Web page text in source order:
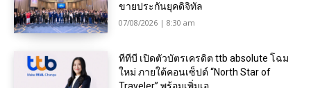
ขายประกันยุคดิจิทัล
07/08/2026 | 8:30 am
ทีทีบี เปิดตัวบัตรเครดิต ttb absolute โฉม
ใหม่ ภายใต้คอนเซ็ปต์ “North Star of